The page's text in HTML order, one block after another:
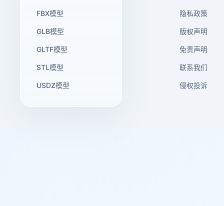
FBX模型
GLB模型
GLTF模型
STL模型
USDZ模型
隐私政策
版权声明
免责声明
联系我们
侵权投诉